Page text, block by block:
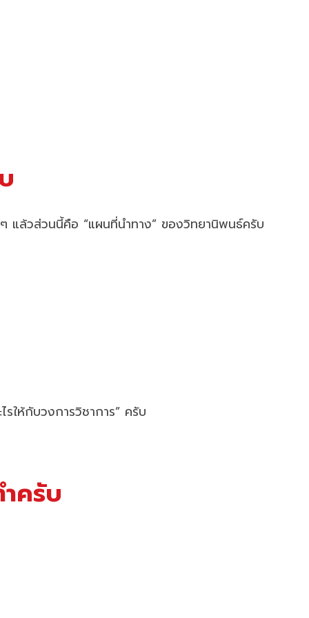
แล้วส่วนนี้คือ “แผนที่นำทาง” ของวิทยานิพนธ์ครับ
รให้กับวงการวิชาการ” ครับ
ครับ